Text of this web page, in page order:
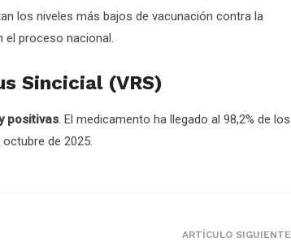
los niveles más bajos de vacunación contra la
el proceso nacional.
Sincicial (VRS)
positivas. El medicamento ha llegado al 98,2% de los
de 2025.
ARTÍCULO SIGUIENTE